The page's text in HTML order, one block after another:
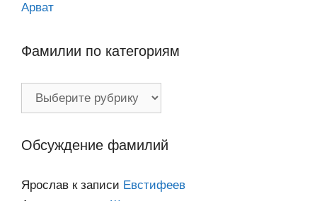
Арват
Фамилии по категориям
Фамилии
Обсуждение фамилий
Ярослав к записи Евстифеев